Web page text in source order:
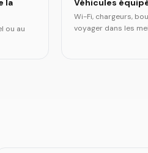
ou au
Wi-Fi, chargeurs,
voyager dans les